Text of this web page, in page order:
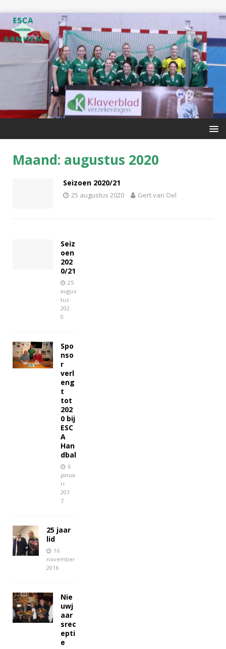
Maand: augustus 2020
Seizoen 2020/21
25 augustus 2020 Gert van Oel
Seiz
oen
202
0/21
25
augus
tus
202
0
Spo
nso
r
verl
eng
t
tot
202
0 bij
ESC
A
Han
dbal
6
janua
ri
201
7
25 jaar
lid
16
november
2016
Nie
uwj
aar
srec
epti
e